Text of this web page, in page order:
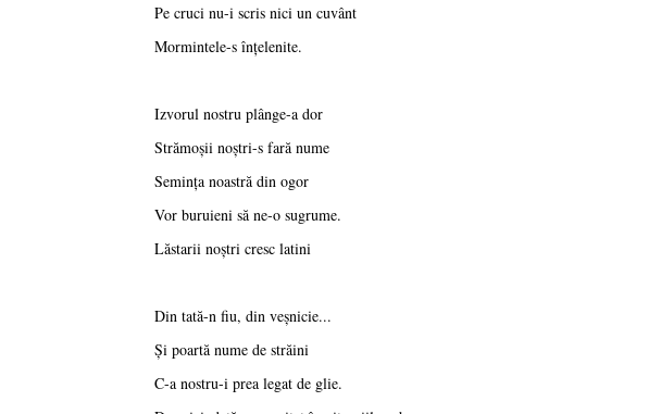
Pe cruci nu-i scris nici un cuvânt
Mormintele-s înţelenite.
Izvorul nostru plânge-a dor
Strămoşii noştri-s fară nume
Seminţa noastră din ogor
Vor buruieni să ne-o sugrume.
Lăstarii noştri cresc latini
Din tată-n fiu, din veşnicie...
Şi poartă nume de străini
C-a nostru-i prea legat de glie.